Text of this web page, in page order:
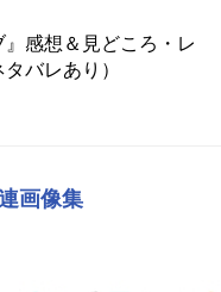
』感想＆見どころ・レ
バレあり）
画像集